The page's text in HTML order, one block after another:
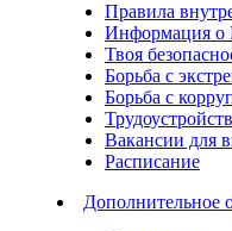
Правила
Информация о
Твоя
Борьба с
Борьба с
Вакансии для
Расписание
Дополнительное